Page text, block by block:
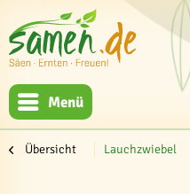
Menü
Übersicht Lauchzwiebel